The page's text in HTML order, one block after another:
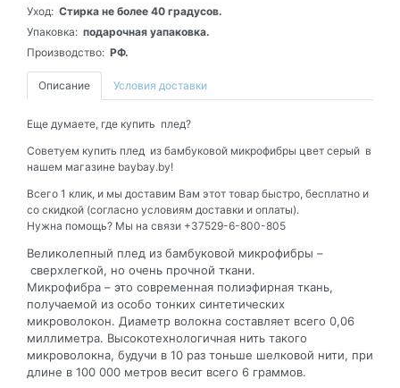
Уход: Стирка не более 40 градусов.
Упаковка: подарочная уапаковка.
Производство: РФ.
Описание Условия доставки
Еще думаете, где купить плед?
Советуем купить плед из бамбуковой микрофибры цвет серый в
нашем магазине baybay.by!
Всего 1 клик, и мы доставим Вам этот товар быстро, бесплатно и
со скидкой (согласно условиям доставки и оплаты).
Нужна помощь? Мы на связи +37529-6-800-805
Великолепный плед из бамбуковой микрофибры –
сверхлегкой, но очень прочной ткани.
Микрофибра – это современная полиэфирная ткань,
получаемой из особо тонких синтетических
микроволокон. Диаметр волокна составляет всего 0,06
миллиметра. Высокотехнологичная нить такого
микроволокна, будучи в 10 раз тоньше шелковой нити, при
длине в 100 000 метров весит всего 6 граммов.